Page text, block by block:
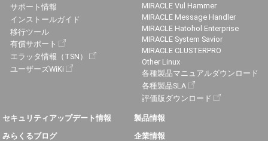
サポート情報
インストールガイド
移行ツール
有償サポート
エラッタ情報（TSN）
ユーザーズWiKi
MIRACLE Vul Hammer
MIRACLE Message Handler
MIRACLE Hatohol Enterprise
MIRACLE System Savior
MIRACLE CLUSTERPRO
Other Linux
各種製品マニュアルダウンロード
各種製品SLA
評価版ダウンロード
セキュリティアップデート情報
みらくるブログ
製品情報
企業情報